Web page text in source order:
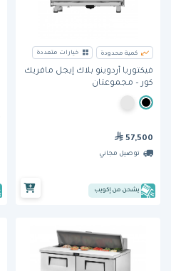
كمية محدودة خيارات متعددة
فيكتوريا أردوينو بلاك إيجل مافريك
كور – مجموعتان
57,500
توصيل مجاني
يشحن من إكويب